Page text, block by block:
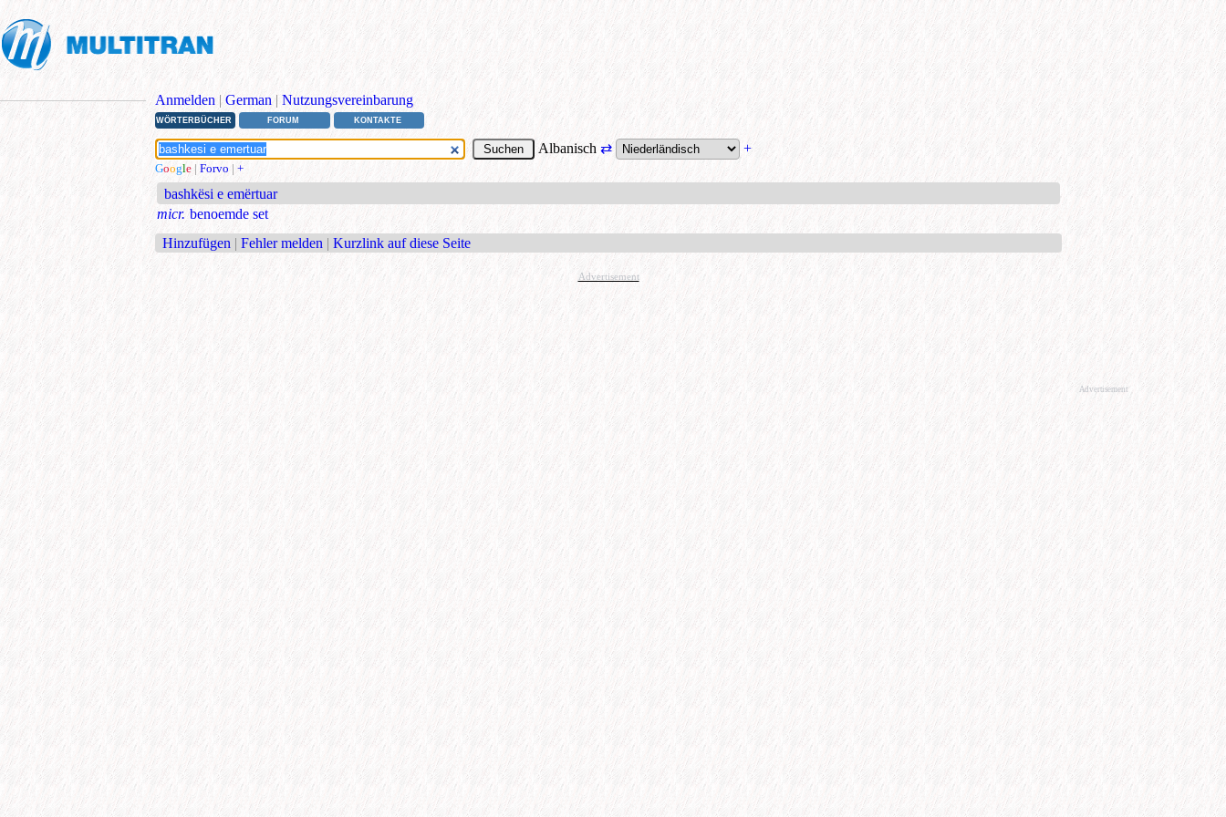
Anmelden | German | Nutzungsvereinbarung
WÖRTERBÜCHER FORUM KONTAKTE
Albanisch ⇄ +
Google | Forvo | +
bashkësi e emërtuar
micr. benoemde set
Hinzufügen | Fehler melden | Kurzlink auf diese Seite
Advertisement
Advertisement